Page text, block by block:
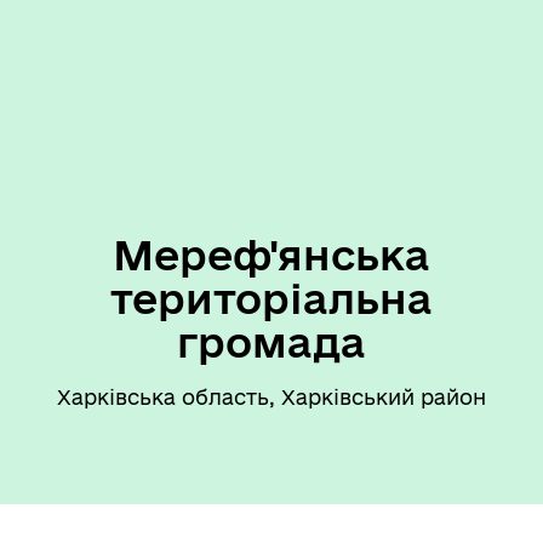
Мереф'янська
територіальна
громада
Харківська область, Харківський район